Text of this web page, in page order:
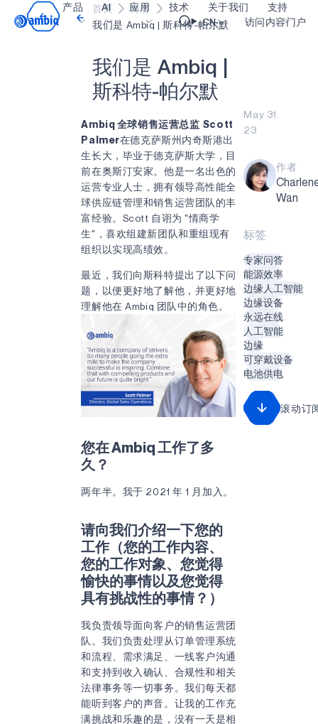
产品 AI 应用
医疗健康
工业边缘
智能遥控器
智能家居和楼宇
智能卡
可穿戴设备
游戏
可听戴设备
技术
blueSPOT
graphiqSPOT
neuralSPOT
secureSPOT
SPOT
turboSPOT
关于我们
博客
职业生涯
让我们共创未来
活动
投资者关系
消息
合作伙伴关系的成功亮点
什么是边缘 AI？
支持
在线支持
资源
视频资料库
CN 访问内容门户
首页
博客
我们是 Ambiq | 斯科特-帕尔默
我们 是 Am biq
斯科特-帕 尔默
Ambiq 全球销售运营总监 Scott
Palmer在德克萨斯州内奇斯港出
生长大，毕业于德克萨斯大学，目
前在奥斯汀安家。他是一名出色的
运营专业人士，拥有领导高性能全
球供应链管理和销售运营团队的丰
富经验。Scott 自诩为 "情商学
生"，喜欢组建新团队和重组现有
组织以实现高绩效。
最近，我们向斯科特提出了以下问
题，以便更好地了解他，并更好地
理解他在 Ambiq 团队中的角色。
您在 Ambiq 工作了多
久？
两年半。我于 2021 年 1 月加入。
请向我们介绍一下您的
工作（您的工作内容、
您的工作对象、您觉得
愉快的事情以及您觉得
具有挑战性的事情？）
我负责领导面向客户的销售运营团
队。我们负责处理从订单管理系统
和流程、需求满足、一线客户沟通
和支持到收入确认、合规性和相关
法律事务等一切事务。我们每天都
能听到客户的声音。让我的工作充
满挑战和乐趣的是，没有一天是相
May 31.
23
作者
Wan
标签
专家问答
能源效率
边缘人工智能
边缘设备
永远在线
人工智能
边缘
可穿戴设备
电池供电
滚动订
Video title
OK